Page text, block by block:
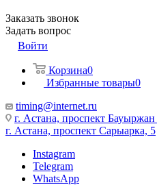
Заказать звонок
Задать вопрос
Войти
Корзина0
Избранные товары0
timing@internet.ru
г. Астана, проспект
г. Астана, проспект Сарыарка, 5
Instagram
Telegram
WhatsApp